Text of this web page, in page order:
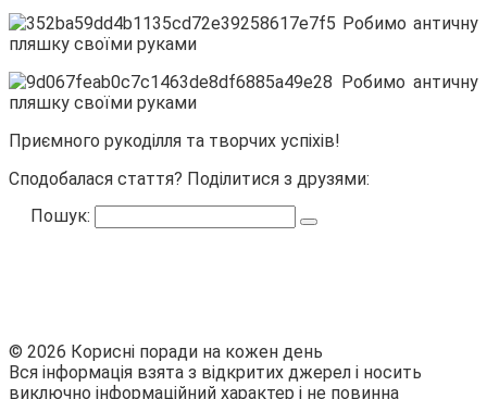
Приємного рукоділля та творчих успіхів!
Сподобалася стаття? Поділитися з друзями:
Пошук:
© 2026 Корисні поради на кожен день
Вся інформація взята з відкритих джерел і носить
виключно інформаційний характер і не повинна